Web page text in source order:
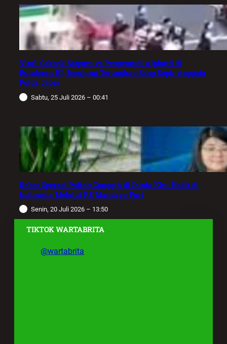
Viral! Cekcok Satpam vs Pengemudi Alphard di
Bundaran HI, Berujung Terungkap Sang Sopir Anggota
Polda Jabar
Sabtu, 25 Juli 2026 – 00:41
Robot Operasi Paling Canggih di Dunia Kini Hadir di
Indonesia Melalui RS Mandaya Puri
Senin, 20 Juli 2026 – 13:50
TIKTOK WARTABRITA
@wartabrita